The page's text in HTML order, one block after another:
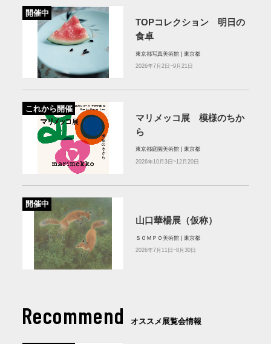
開催中
TOPコレクション 明日の
食卓
東京都写真美術館 | 東京都
2026年7月2日~9月21日
これから開催
マリメッコ展 模様のちか
ら
東京都庭園美術館 | 東京都
2026年10月3日~12月20日
開催中
山口華楊展（仮称）
ＳＯＭＰＯ美術館 | 東京都
2026年7月11日~8月30日
Recommend オススメ展覧会情報